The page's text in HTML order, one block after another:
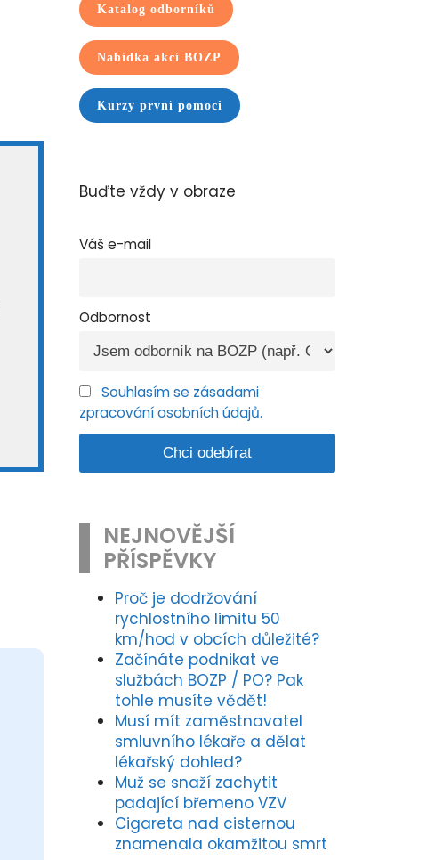
Katalog odborníků
Nabídka akcí BOZP
Kurzy první pomoci
Buďte vždy v obraze
Váš e-mail
Odbornost
Souhlasím se zásadami
zpracování osobních údajů.
NEJNOVĚJŠÍ
PŘÍSPĚVKY
Proč je dodržování
rychlostního limitu 50
km/hod v obcích důležité?
Začínáte podnikat ve
službách BOZP / PO? Pak
tohle musíte vědět!
Musí mít zaměstnavatel
smluvního lékaře a dělat
lékařský dohled?
Muž se snaží zachytit
padající břemeno VZV
Cigareta nad cisternou
znamenala okamžitou smrt